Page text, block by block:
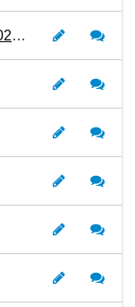
Programma Economie 2024-2027